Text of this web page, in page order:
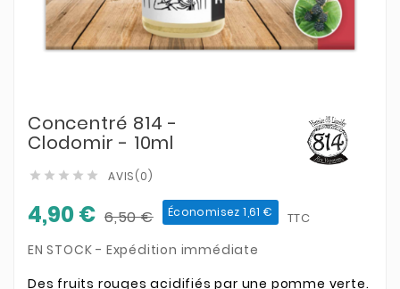
Concentré 814 -
Clodomir - 10ml
     AVIS(0)
4,90 € 6,50 € Économisez 1,61 € TTC
EN STOCK - Expédition immédiate
Des fruits rouges acidifiés par une pomme verte.